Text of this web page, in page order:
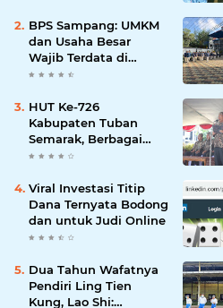
Mahdi: Ajang
Silaturrahmi dan
Media Komunikasi
Antar-Kades untuk
BPS Sampang: UMKM
dan Usaha Besar
Wajib Terdata di
Sensus Ekonomi 2026,
Sasaran
HUT Ke-726
Kabupaten Tuban
Semarak, Berbagai
Prestasinya Pun
Viral Investasi Titip
Dana Ternyata Bodong
dan untuk Judi Online
Dua Tahun Wafatnya
Pendiri Ling Tien
Kung, Lao Shi: